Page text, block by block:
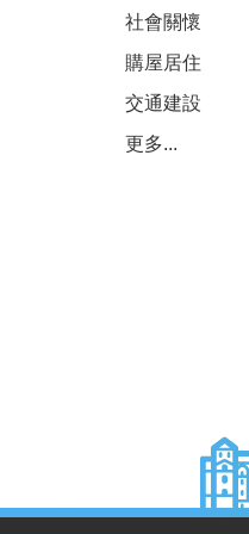
社會關懷
購屋居住
交通建設
更多...